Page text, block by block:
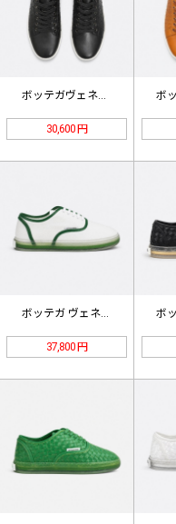
ボッテガヴェネタ イントレチャート …
30,600 円
ボッテガ ヴェネタ Serena ス…
37,800 円